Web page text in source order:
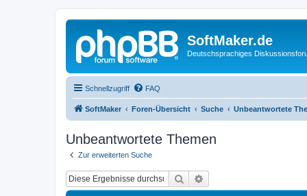
SoftMaker.de
Deutschsprachiges
Schnellzugriff FAQ
SoftMaker Foren-Übersicht Suche Unbeantwortete
Unbeantwortete Themen
Zur erweiterten Suche
Suche